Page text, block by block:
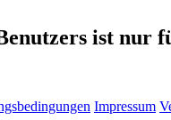
ist nur
Impressum